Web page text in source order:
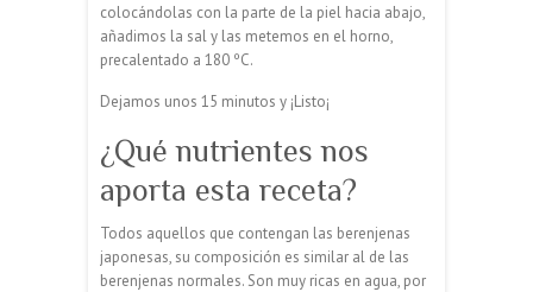
colocándolas con la parte de la piel hacia abajo,
añadimos la sal y las metemos en el horno,
precalentado a 180 ºC.
Dejamos unos 15 minutos y ¡Listo¡
¿Qué nutrientes nos
aporta esta receta?
Todos aquellos que contengan las berenjenas
japonesas, su composición es similar al de las
berenjenas normales. Son muy ricas en agua, por